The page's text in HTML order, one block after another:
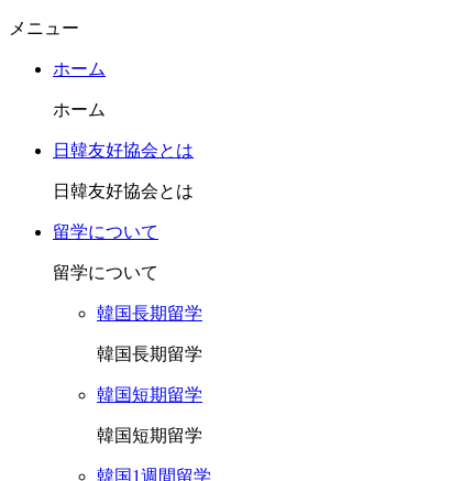
メニュー
ホーム
ホーム
日韓友好協会とは
日韓友好協会とは
留学について
留学について
韓国長期留学
韓国長期留学
韓国短期留学
韓国短期留学
韓国1週間留学